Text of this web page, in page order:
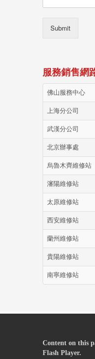
Submit
服務銷售網
佛山服務中心
上海分公司
武漢分公司
北京辦事處
烏魯木齊維修站
瀋陽維修站
太原維修站
西安維修站
蘭州維修站
貴陽維修站
南寧維修站
Content on this
Flash Player.